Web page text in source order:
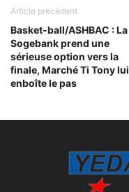
Article précédent
Basket-ball/ASHBAC : La
Sogebank prend une
sérieuse option vers la
finale, Marché Ti Tony lui
enboîte le pas